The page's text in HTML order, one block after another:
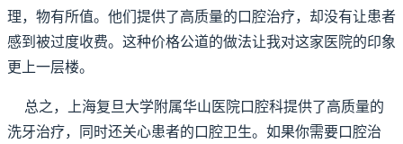
理，物有所值。他们提供了高质量的口腔治疗，却没有让患者
感到被过度收费。这种价格公道的做法让我对这家医院的印象
更上一层楼。
总之，上海复旦大学附属华山医院口腔科提供了高质量的
洗牙治疗，同时还关心患者的口腔卫生。如果你需要口腔治